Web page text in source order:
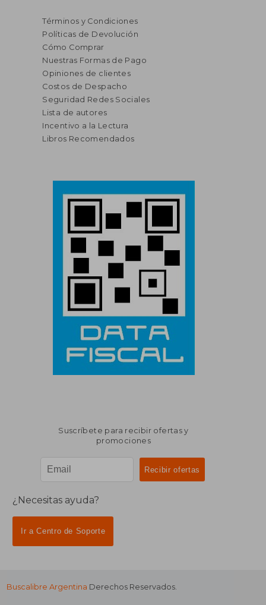
Términos y Condiciones
Políticas de Devolución
Cómo Comprar
Nuestras Formas de Pago
Opiniones de clientes
Costos de Despacho
Seguridad Redes Sociales
Lista de autores
Incentivo a la Lectura
Libros Recomendados
Suscríbete para recibir ofertas y
promociones
¿Necesitas ayuda?
Ir a Centro de Soporte
Buscalibre Argentina Derechos Reservados.